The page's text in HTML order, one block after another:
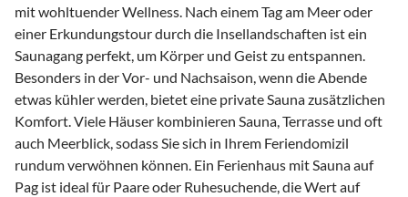
mit wohltuender Wellness. Nach einem Tag am Meer oder
einer Erkundungstour durch die Insellandschaften ist ein
Saunagang perfekt, um Körper und Geist zu entspannen.
Besonders in der Vor- und Nachsaison, wenn die Abende
etwas kühler werden, bietet eine private Sauna zusätzlichen
Komfort. Viele Häuser kombinieren Sauna, Terrasse und oft
auch Meerblick, sodass Sie sich in Ihrem Feriendomizil
rundum verwöhnen können. Ein Ferienhaus mit Sauna auf
Pag ist ideal für Paare oder Ruhesuchende, die Wert auf